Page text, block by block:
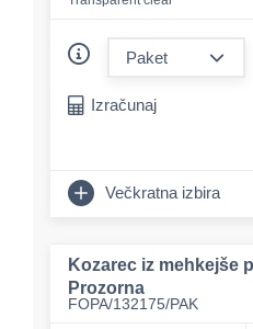
Izračunaj
Večkratna izbira
Kozarec iz mehkejše
Prozorna
FOPA/132175/PAK